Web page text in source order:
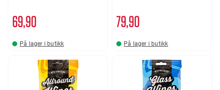
69 90
På lager i butikk
79 90
På lager i butikk